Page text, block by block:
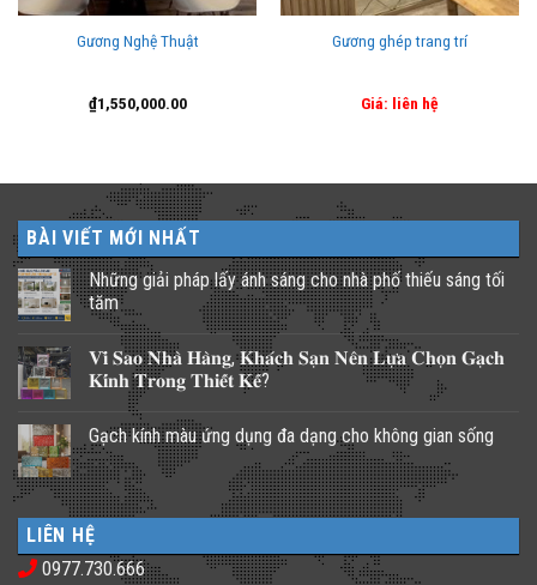
Gương Nghệ Thuật
₫1,550,000.00
Gương ghép trang trí
Giá: liên hệ
BÀI VIẾT MỚI NHẤT
Những giải pháp lấy ánh sáng cho nhà phố thiếu sáng tối
tăm
Không
bình
luận
ở
pháp
lấy
ánh
sáng
cho
nhà
phố
thiếu
sáng
tối
𝐕𝐢̀ 𝐒𝐚𝐨 𝐍𝐡𝐚̀ 𝐇𝐚̀𝐧𝐠, 𝐊𝐡𝐚́𝐜𝐡 𝐒𝐚̣𝐧 𝐍𝐞̂𝐧 𝐋𝐮̛̣𝐚 𝐂𝐡𝐨̣𝐧 𝐆𝐚̣𝐜𝐡
𝐊𝐢́𝐧𝐡 𝐓𝐫𝐨𝐧𝐠 𝐓𝐡𝐢𝐞̂́𝐭 𝐊𝐞̂́?
bình
luận
ở
𝐕𝐢̀
𝐒𝐚𝐨
𝐍𝐡𝐚̀
𝐇𝐚̀𝐧𝐠,
𝐊𝐡𝐚́𝐜𝐡
𝐒𝐚̣𝐧
𝐍𝐞̂𝐧
Gạch kính màu ứng dụng đa dạng cho không gian sống
Không
có
bình
luận
ở
Gạch
kính
màu
LIÊN HỆ
0977.730.666